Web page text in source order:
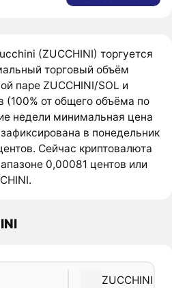
(ZUCCHINI) торгуется
торговый объём
паре ZUCCHINI/SOL и
(100% от общего объёма по
недели минимальная цена
в понедельник
Сейчас криптовалюта
0,00081 центов или
ZUCCHINI